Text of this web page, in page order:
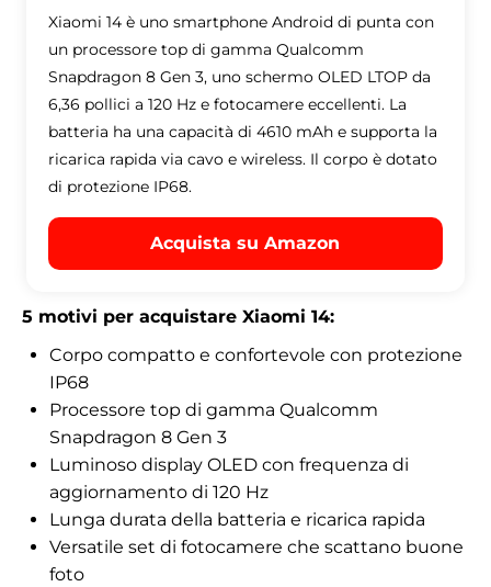
Xiaomi 14 è uno smartphone Android di punta con
un processore top di gamma Qualcomm
Snapdragon 8 Gen 3, uno schermo OLED LTOP da
6,36 pollici a 120 Hz e fotocamere eccellenti. La
batteria ha una capacità di 4610 mAh e supporta la
ricarica rapida via cavo e wireless. Il corpo è dotato
di protezione IP68.
Acquista su Amazon
5 motivi per acquistare Xiaomi 14:
Corpo compatto e confortevole con protezione
IP68
Processore top di gamma Qualcomm
Snapdragon 8 Gen 3
Luminoso display OLED con frequenza di
aggiornamento di 120 Hz
Lunga durata della batteria e ricarica rapida
Versatile set di fotocamere che scattano buone
foto